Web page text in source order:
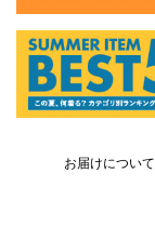
お届けについて